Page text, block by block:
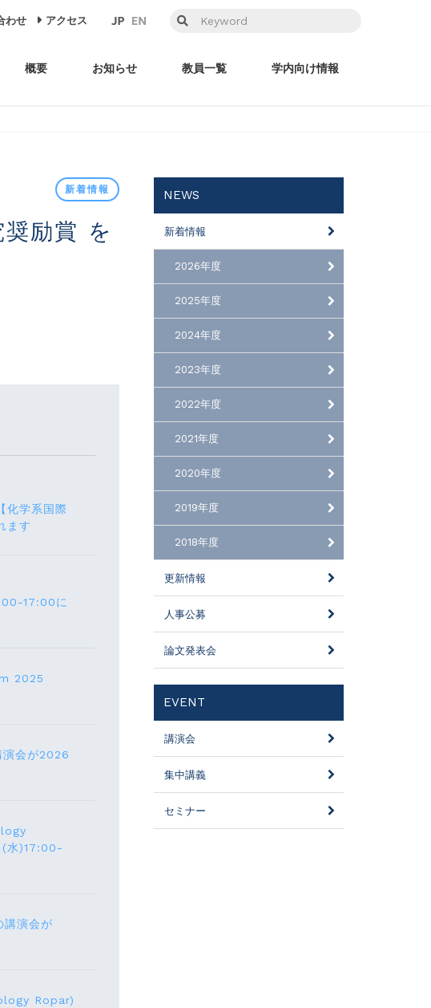
わせ アクセス
概要 お知らせ 教員一覧 学内向け情報
新着情報
学系国際
ます
17:00に
2025
会が2026
(水)17:00-
演会が
Ropar)
NEWS
新着情報
2026年度
2025年度
2024年度
2023年度
2022年度
2021年度
2020年度
2019年度
2018年度
更新情報
人事公募
論文発表会
EVENT
講演会
集中講義
セミナー